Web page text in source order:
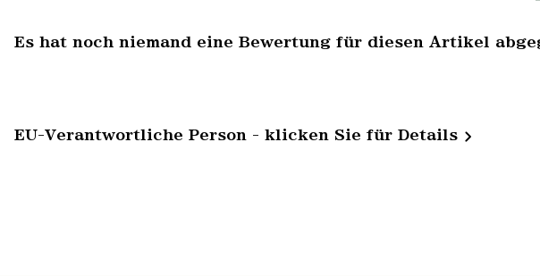
Es hat noch niemand eine Bewertung für diesen Artikel
EU-Verantwortliche Person - klicken Sie für Details